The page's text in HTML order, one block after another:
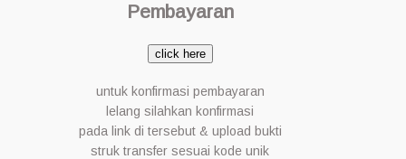
Pembayaran
click here
untuk konfirmasi pembayaran
lelang silahkan konfirmasi
pada link di tersebut & upload bukti
struk transfer sesuai kode unik